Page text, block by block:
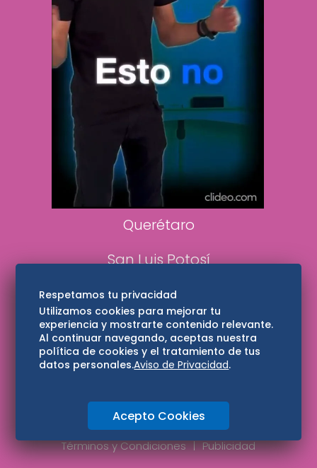
Clase
De 10 sports
DeDinero
Confabulario
Aviso Oportuno
Consultas
Querétaro
San Luis Potosí
Edomex
Consultas
Hidalgo
Oaxaca
Aviso de privacidad
Directorio
Términos y Condiciones
Publicidad
Respetamos tu privacidad
Utilizamos cookies para mejorar tu
experiencia y mostrarte contenido relevante.
Al continuar navegando, aceptas nuestra
política de cookies y el tratamiento de tus
datos personales.Aviso de Privacidad.
Acepto Cookies